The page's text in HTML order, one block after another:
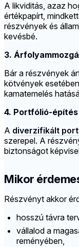
A likviditás, azaz
értékpapírt,
részvények és
kevésbé.
3.
Bár a részvények
kötvények
kamatemelés
4. Portfólió-
A diverzifikált
szerepel. A
biztonságot
Mikor
Részvényt akkor
hosszú távra
vállalod a
reményében,